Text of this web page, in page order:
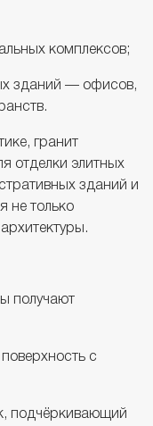
комплексов;
зданий — офисов,
гранит
отделки элитных
зданий и
не только
получают
с
подчёркивающий